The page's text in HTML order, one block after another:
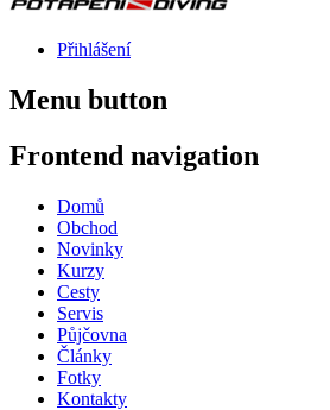
Přihlášení
Menu button
Frontend navigation
Domů
Obchod
Novinky
Kurzy
Cesty
Servis
Půjčovna
Články
Fotky
Kontakty